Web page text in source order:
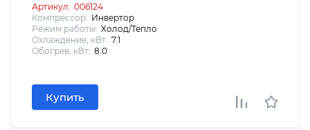
Артикул: 006124
Компрессор: Инвертор
Режим работы: Холод/Тепло
Охлаждение, кВт: 7.1
Обогрев, кВт: 8.0
Купить